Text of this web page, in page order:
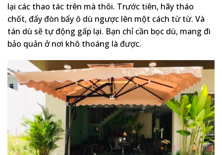
lại các thao tác trên mà thôi. Trước tiên, hãy tháo
chốt, đẩy đòn bẩy ô dù ngược lên một cách từ từ. Và
tán dù sẽ tự động gấp lại. Bạn chỉ cần bọc dù, mang đi
bảo quản ở nơi khô thoáng là được.